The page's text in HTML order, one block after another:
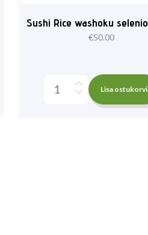
Sushi Rice washoku
€50.00
Lisa ostukorvi